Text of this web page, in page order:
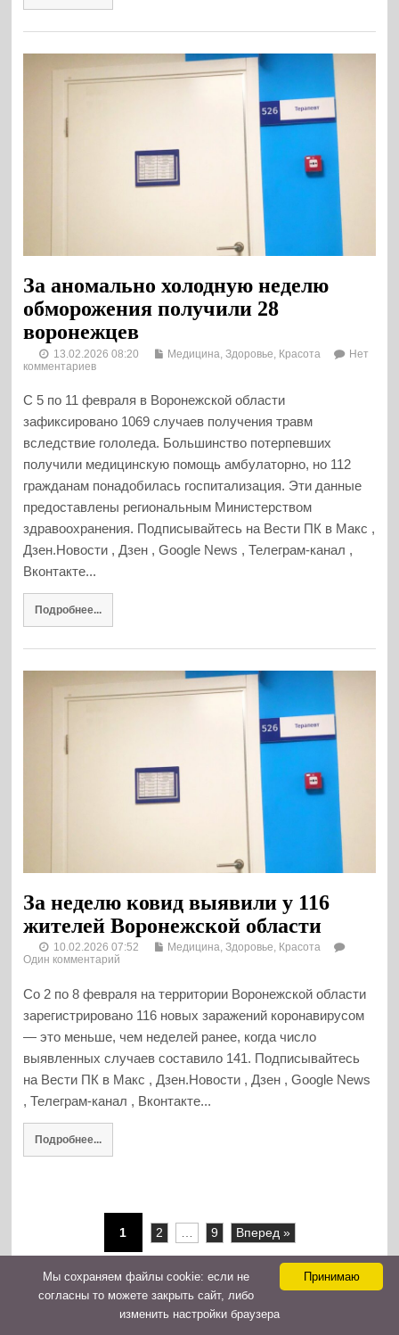
За аномально холодную неделю
обморожения получили 28
воронежцев
13.02.2026 08:20 Медицина, Здоровье, Красота
Нет
комментариев
С 5 по 11 февраля в Воронежской области
зафиксировано 1069 случаев получения травм
вследствие гололеда. Большинство потерпевших
получили медицинскую помощь амбулаторно, но 112
гражданам понадобилась госпитализация. Эти данные
предоставлены региональным Министерством
здравоохранения. Подписывайтесь на Вести ПК в Макс ,
Дзен.Новости , Дзен , Google News , Телеграм-канал ,
Вконтакте...
Подробнее...
За неделю ковид выявили у 116
жителей Воронежской области
10.02.2026 07:52
Медицина, Здоровье, Красота
Один комментарий
Со 2 по 8 февраля на территории Воронежской области
зарегистрировано 116 новых заражений коронавирусом
— это меньше, чем неделей ранее, когда число
выявленных случаев составило 141. Подписывайтесь
на Вести ПК в Макс , Дзен.Новости , Дзен , Google News
, Телеграм-канал , Вконтакте...
Подробнее...
1 2 9 Вперед »
Ссылки
Принимаю
Мы cохраняем файлы cookie: если не
согласны то можете закрыть сайт, либо
изменить настройки браузера